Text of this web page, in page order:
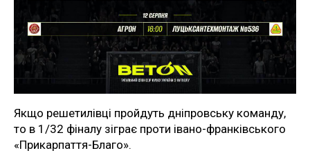
Якщо решетилівці пройдуть дніпровську команду,
то в 1/32 фіналу зіграє проти івано-франківського
«Прикарпаття-Благо».